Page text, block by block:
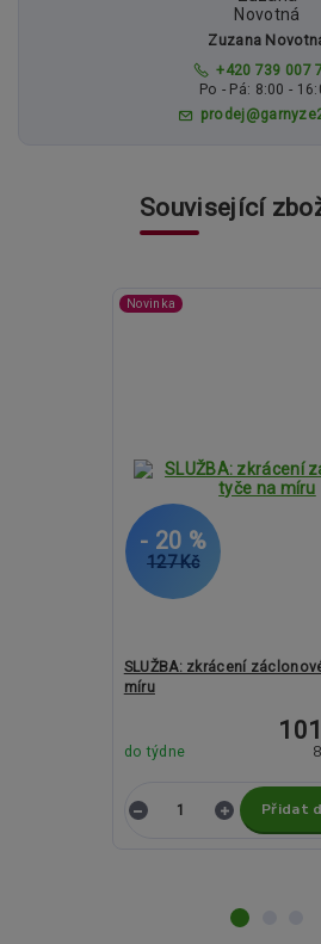
Zuzana
+420 739 007
Po - Pá: 8:00 -
Související
Novinka
127 Kč
- 20 %
SLUŽBA: zkrácení
míru
do týdne
Přidat